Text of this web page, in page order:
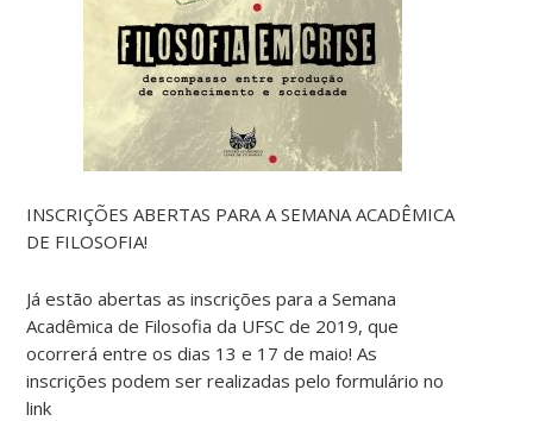
INSCRIÇÕES ABERTAS PARA A SEMANA ACADÊMICA
DE FILOSOFIA!
Já estão abertas as inscrições para a Semana
Acadêmica de Filosofia da UFSC de 2019, que
ocorrerá entre os dias 13 e 17 de maio! As
inscrições podem ser realizadas pelo formulário no
link